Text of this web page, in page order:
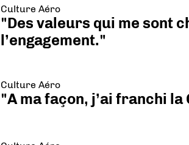
Culture Aéro
"Des valeurs qui me sont
l’engagement."
Culture Aéro
"A ma façon, j’ai franchi